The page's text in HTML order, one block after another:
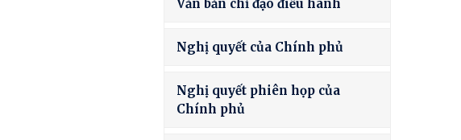
Văn bản chỉ đạo điều hành
Nghị quyết của Chính phủ
Nghị quyết phiên họp của
Chính phủ